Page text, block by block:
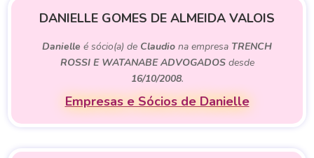
DANIELLE GOMES DE ALMEIDA VALOIS
Danielle é sócio(a) de Claudio na empresa TRENCH
ROSSI E WATANABE ADVOGADOSdesde
16/10/2008.
Empresas e Sócios de Danielle